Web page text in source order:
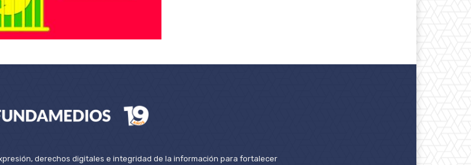
derechos digitales e integridad de la información para fortalecer